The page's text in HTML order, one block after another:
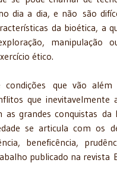
dia a dia, e não são
da bioética, a
ético.
condições que vão
que inevitavelmente
grandes conquistas da
se articula com os
beneficência,
publicado na revista